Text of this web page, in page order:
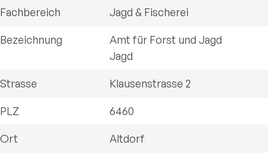
Fachbereich Jagd & Fischerei
Bezeichnung
Amt für Forst und Jagd
Jagd
Strasse Klausenstrasse 2
PLZ 6460
Ort Altdorf